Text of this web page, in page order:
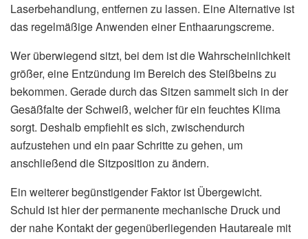
Laserbehandlung, entfernen zu lassen. Eine Alternative ist
das regelmäßige Anwenden einer Enthaarungscreme.
Wer überwiegend sitzt, bei dem ist die Wahrscheinlichkeit
größer, eine Entzündung im Bereich des Steißbeins zu
bekommen. Gerade durch das Sitzen sammelt sich in der
Gesäßfalte der Schweiß, welcher für ein feuchtes Klima
sorgt. Deshalb empfiehlt es sich, zwischendurch
aufzustehen und ein paar Schritte zu gehen, um
anschließend die Sitzposition zu ändern.
Ein weiterer begünstigender Faktor ist Übergewicht.
Schuld ist hier der permanente mechanische Druck und
der nahe Kontakt der gegenüberliegenden Hautareale mit